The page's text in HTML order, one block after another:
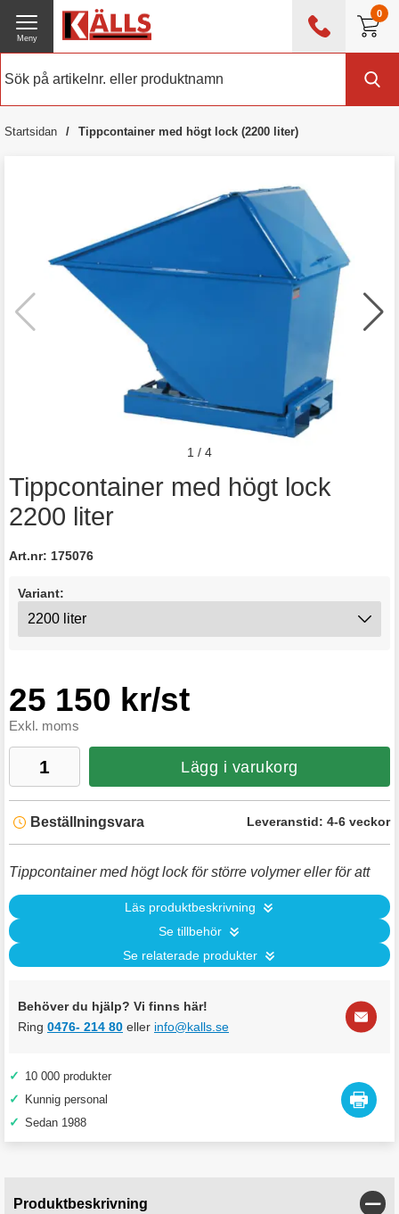
0
0476 - 214 80
Meny
Startsidan Tippcontainer med högt lock (2200 liter)
Tippcontainer med högt lock
2200 liter
Art.nr: 175076
Variant:
25 150 kr/st
Exkl. moms
Lägg i varukorg
Beställningsvara Leveranstid: 4-6 veckor
Tippcontainer med högt lock för större volymer eller för att
Läs produktbeskrivning
Se tillbehör
Se relaterade produkter
Behöver du hjälp? Vi finns här!
Ring 0476- 214 80 eller info@kalls.se
✓ 10 000 produkter
✓ Kunnig personal
✓ Sedan 1988
1 / 4
Produktbeskrivning